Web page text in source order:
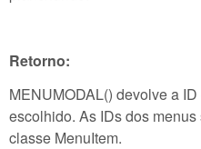
Retorno:
MENUMODAL() devolve a
escolhido. As IDs dos
classe MenuItem.